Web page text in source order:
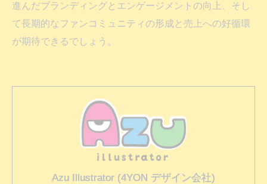
進んだブランディングとエンゲージメントの向上、そし
て長期的なファンコミュニティの形成と売上への好循環
が期待できるでしょう。
Azu Illustrator (4YON デザイン会社)